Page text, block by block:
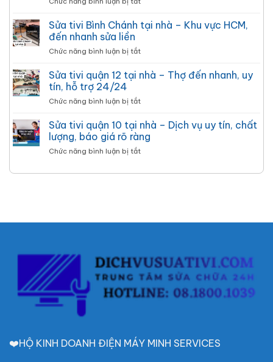
–
nhà
tín
24/7,
rõ
tivi
Thợ
lắp
tivi
nhà
rẻ
Làm
gọn
tivi
quận
Tân
nhà
rẻ,
hành
12
Sửa tivi Bình Chánh tại nhà – Khu vực HCM,
đến nhanh sửa liền
Chức năng bình luận bị tắtở
tivi
tại
–
Khu
vực
HCM,
nhanh
Sửa tivi quận 12 tại nhà – Thợ đến nhanh, uy
tín, hỗ trợ 24/24
Chức năng bình luận bị tắtở
tivi
12
tại
–
tín,
24/24
Sửa tivi quận 10 tại nhà – Dịch vụ uy tín, chất
lượng, báo giá rõ ràng
Chức năng bình luận bị tắtở
tivi
–
tín,
chất
lượng,
báo
❤️HỘ KINH DOANH ĐIỆN MÁY MINH SERVICES